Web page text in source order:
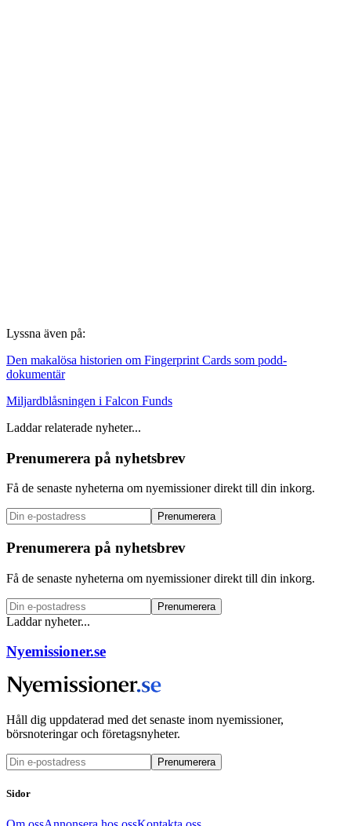
Lyssna även på:
Den makalösa historien om Fingerprint Cards som podd-
dokumentär
Miljardblåsningen i Falcon Funds
Laddar relaterade nyheter...
Prenumerera på nyhetsbrev
Få de senaste nyheterna om nyemissioner direkt till din inkorg.
Prenumerera
Prenumerera på nyhetsbrev
Få de senaste nyheterna om nyemissioner direkt till din inkorg.
Prenumerera
Laddar nyheter...
Nyemissioner.se
Håll dig uppdaterad med det senaste inom nyemissioner,
börsnoteringar och företagsnyheter.
Prenumerera
Sidor